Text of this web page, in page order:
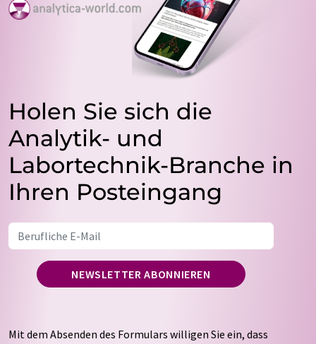
Holen Sie sich die
Analytik- und
Labortechnik-Branche in
Ihren Posteingang
NEWSLETTER ABONNIEREN
Mit dem Absenden des Formulars willigen Sie ein, dass